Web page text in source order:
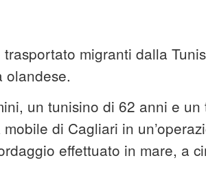
trasportato migranti dalla
olandese.
un tunisino di 62 anni e
di Cagliari in
effettuato in mare, a